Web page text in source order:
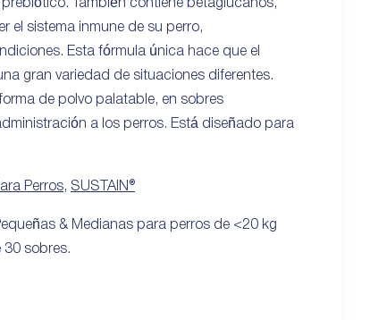
También contiene betaglucanos,
el sistema inmune de su perro,
Esta fórmula única hace que el
gran variedad de situaciones diferentes.
de polvo palatable, en sobres
a los perros. Está diseñado para
Perros, SUSTAIN®
& Medianas para perros de <20 kg
30 sobres.